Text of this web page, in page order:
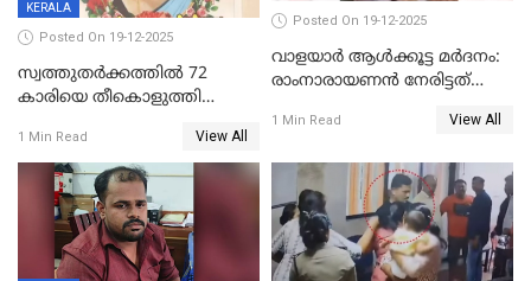
KERALA
Posted On 19-12-2025
സ്വത്തുതര്‍ക്കത്തില്‍ 72
കാരിയെ തീകൊളുത്തി
ക്രൂരകൊലപാതകത്തില്‍
സഹോദരിപുത്രന് ജീവപര്യന്തം
1 Min Read View All
Posted On 19-12-2025
വാളയാർ ആൾക്കൂട്ട മർദനം:
രാംനാരായണൻ നേരിട്ടത്
നാൽപ്പതിലേറെ
റിപ്പോർട്ട്
1 Min Read View All